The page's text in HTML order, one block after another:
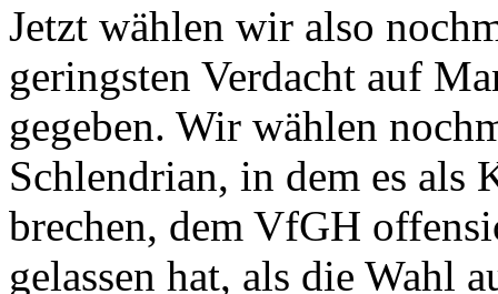
Jetzt wählen wir also
geringsten Verdacht auf
gegeben. Wir wählen
Schlendrian, in dem es als
brechen, dem VfGH
gelassen hat, als die Wahl